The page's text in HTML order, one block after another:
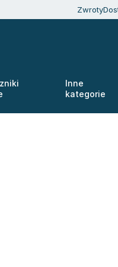
Zwroty
Inne
kategorie